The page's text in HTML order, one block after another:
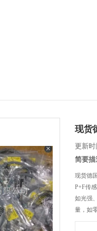
现货
更新时
简要描
现货德
P+F传
如光强
量，如
态的识